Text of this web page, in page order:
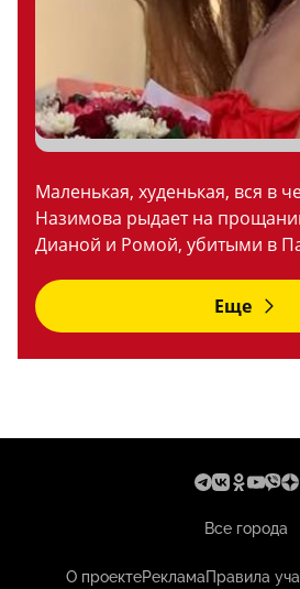
Маленькая, худенькая, вся в
Назимова рыдает на
Дианой и Ромой, убитыми в
Еще
Все города
О проектеРекламаПравила